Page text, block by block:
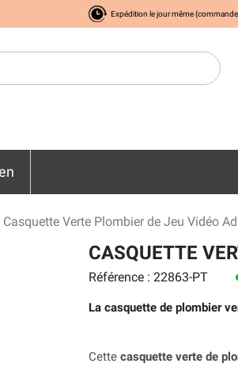
Expédition le jour même
Casquette Verte Plombier de Jeu Vidéo
CASQUETTE
Référence : 22863-PT
La casquette de plombier
Cette casquette verte de